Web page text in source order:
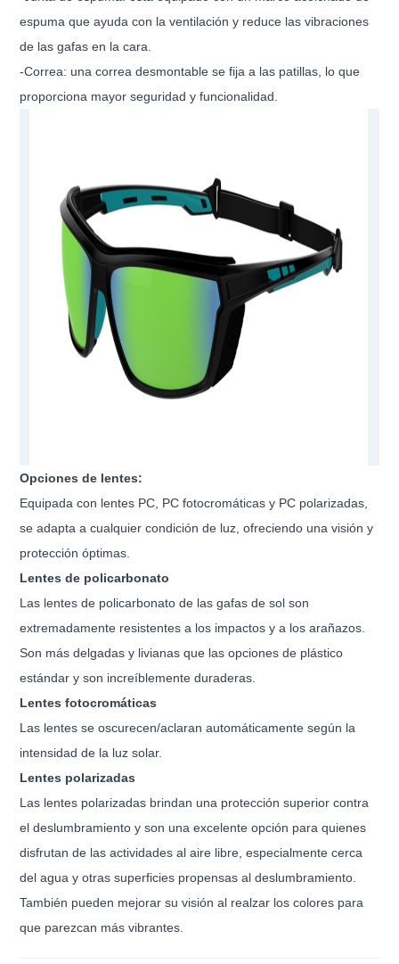
espuma que ayuda con la ventilación y reduce las vibraciones
de las gafas en la cara.
-Correa: una correa desmontable se fija a las patillas, lo que
proporciona mayor seguridad y funcionalidad.
Opciones de lentes:
Equipada con lentes PC, PC fotocromáticas y PC polarizadas,
se adapta a cualquier condición de luz, ofreciendo una visión y
protección óptimas.
Lentes de policarbonato
Las lentes de policarbonato de las gafas de sol son
extremadamente resistentes a los impactos y a los arañazos.
Son más delgadas y livianas que las opciones de plástico
estándar y son increíblemente duraderas.
Lentes fotocromáticas
Las lentes se oscurecen/aclaran automáticamente según la
intensidad de la luz solar.
Lentes polarizadas
Las lentes polarizadas brindan una protección superior contra
el deslumbramiento y son una excelente opción para quienes
disfrutan de las actividades al aire libre, especialmente cerca
del agua y otras superficies propensas al deslumbramiento.
También pueden mejorar su visión al realzar los colores para
que parezcan más vibrantes.